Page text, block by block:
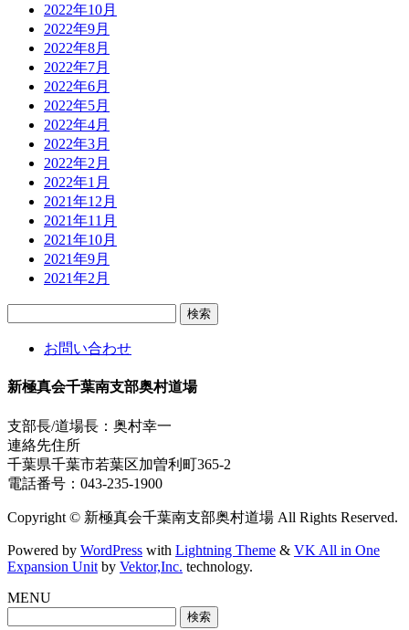
2022年10月
2022年9月
2022年8月
2022年7月
2022年6月
2022年5月
2022年4月
2022年3月
2022年2月
2022年1月
2021年12月
2021年11月
2021年10月
2021年9月
2021年2月
お問い合わせ
新極真会千葉南支部奥村道場
支部長/道場長：奥村幸一
連絡先住所
千葉県千葉市若葉区加曽利町365-2
電話番号：043-235-1900
Copyright © 新極真会千葉南支部奥村道場 All Rights Reserved.
Powered by WordPress with Lightning Theme & VK All in One
Expansion Unit by Vektor,Inc. technology.
MENU